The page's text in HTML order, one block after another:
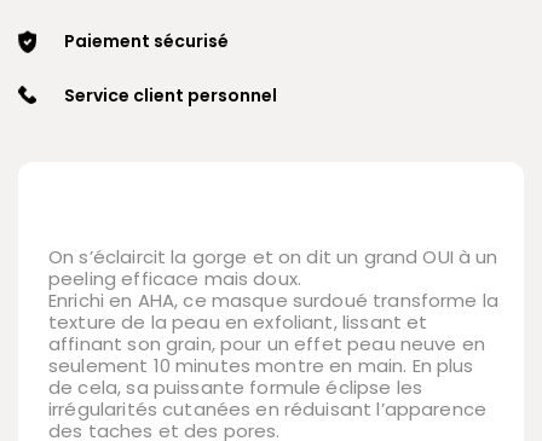
Paiement sécurisé
Service client personnel
On s’éclaircit la gorge et on dit un grand OUI à un
peeling efficace mais doux.
Enrichi en AHA, ce masque surdoué transforme la
texture de la peau en exfoliant, lissant et
affinant son grain, pour un effet peau neuve en
seulement 10 minutes montre en main. En plus
de cela, sa puissante formule éclipse les
irrégularités cutanées en réduisant l’apparence
des taches et des pores.